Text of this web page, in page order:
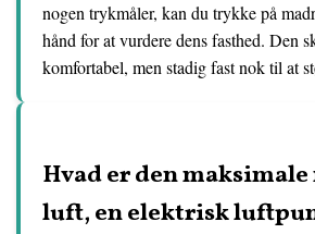
nogen trykmåler, kan du trykke på
hånd for at vurdere dens fasthed. Den
komfortabel, men stadig fast nok til at
Hvad er den
luft, en elektrisk